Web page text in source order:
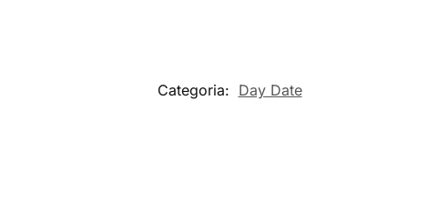
Categoria: Day Date